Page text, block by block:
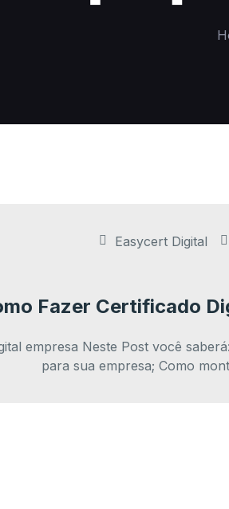
Easycert Digital
Fazer Certificado
empresa Neste Post você
para sua empresa; Como